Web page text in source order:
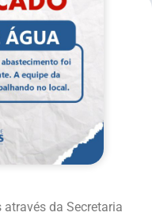
da Secretaria